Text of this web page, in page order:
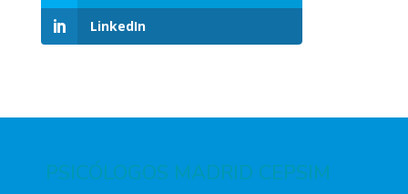
LinkedIn
PSICÓLOGOS MADRID CEPSIM